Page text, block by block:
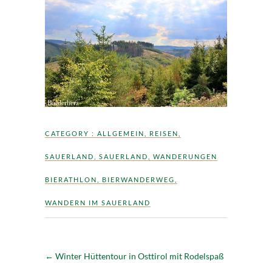
CATEGORY : ALLGEMEIN REISEN
SAUERLAND SAUERLAND WANDERUNGEN
BIERATHLON BIERWANDERWEG
WANDERN IM SAUERLAND
← Winter Hüttentour in Osttirol mit Rodelspaß